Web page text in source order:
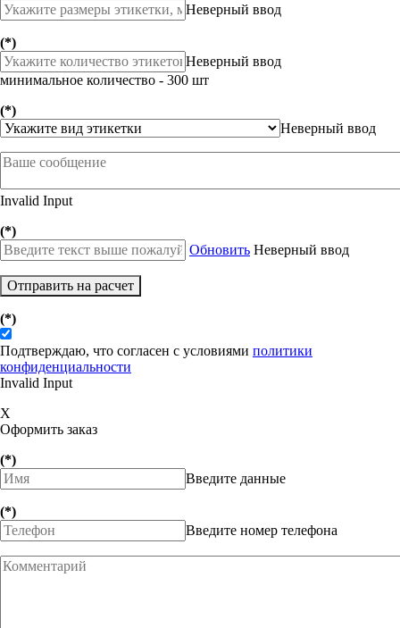
Неверный ввод
(*)
Неверный ввод
минимальное количество - 300 шт
(*)
Неверный ввод
Invalid Input
(*)
Обновить Неверный ввод
Отправить на расчет
(*)
Подтверждаю, что согласен с условиями политики
конфиденциальности
Invalid Input
X
Оформить заказ
(*)
Введите данные
(*)
Введите номер телефона